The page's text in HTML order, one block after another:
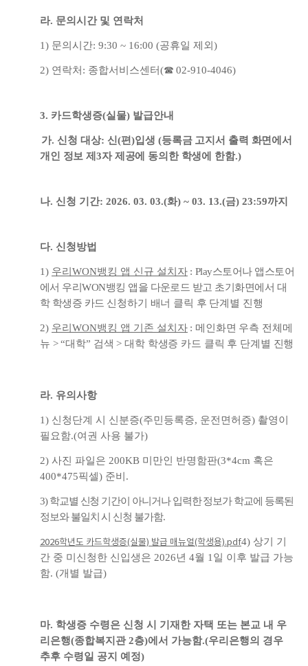
라. 문의시간 및 연락처
1) 문의시간: 9:30 ~ 16:00 (공휴일 제외 )
2) 연락처 : 종합서비스센터(☎02-910-4046)
3. 카드학생증(실물) 발급안내
가. 신청 대상: 신 (편)입생 (등록금 고지서 출력 화면에서
개인 정보 제3자 제공에 동의한 학생에 한함.)
나. 신청 기간: 2026. 03. 03.(화) ~ 03. 13.(금) 23:59까지
다. 신청방법
1) 우리 WON뱅킹 앱 신규 설치자 : Play스토어나 앱스토어
에서 우리WON뱅킹 앱을 다운로드 받고 초기화면에서 대
학 학생증 카드 신청하기 배너 클릭 후 단계별 진행
2) 우리 WON뱅킹 앱 기존 설치자 : 메 인화면 우측 전체메
뉴 > “대학” 검색>대학 학생증 카드 클릭 후 단계별 진행
라. 유의사항
1) 신청단계 시 신분증(주민등록증, 운전면허증) 촬영이
필요함.(여권 사용 불가)
2) 사진 파일은 200KB 미만인 반명함판(3*4cm 혹은
400*475픽셀) 준비 .
3)학교별 신청 기간이 아니거나 입력한 정보가 학교에 등록된
정보와 불일치 시 신청 불가함.
2026학년도 카드학생증(실물) 발급 매뉴얼(학생용).pdf4) 상기 기
간 중 미신청한 신입생은 2026년 4월 1 일 이후 발급 가능
함. (개별 발급)
마. 학생증 수령은 신청 시 기재한 자택 또는 본교 내 우
리은행(종합복지관2층)에서 가능함.(우리은행의 경우
추후 수령일 공지 예정)